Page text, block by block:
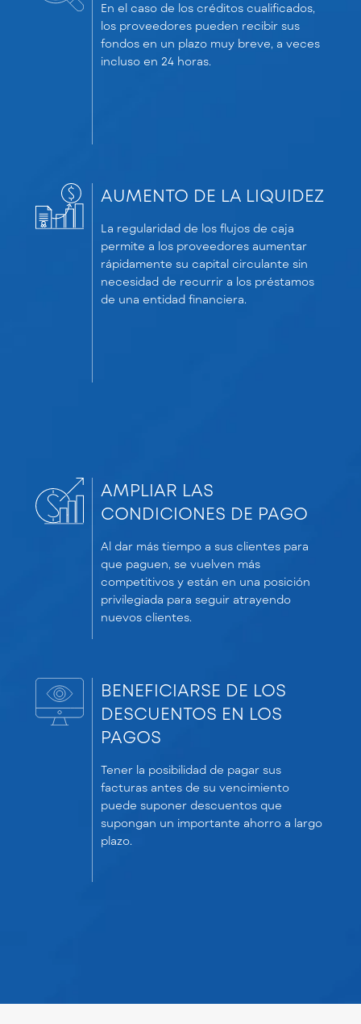
En el caso de los créditos cualificados,
los proveedores pueden recibir sus
fondos en un plazo muy breve, a veces
incluso en 24 horas.
AUMENTO DE LA LIQUIDEZ
La regularidad de los flujos de caja
permite a los proveedores aumentar
rápidamente su capital circulante sin
necesidad de recurrir a los préstamos
de una entidad financiera.
AMPLIAR LAS
CONDICIONES DE PAGO
Al dar más tiempo a sus clientes para
que paguen, se vuelven más
competitivos y están en una posición
privilegiada para seguir atrayendo
nuevos clientes.
BENEFICIARSE DE LOS
DESCUENTOS EN LOS
PAGOS
Tener la posibilidad de pagar sus
facturas antes de su vencimiento
puede suponer descuentos que
supongan un importante ahorro a largo
plazo.